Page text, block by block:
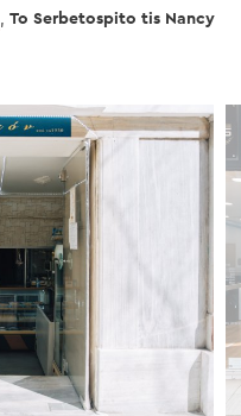
, To Serbetospito tis Nancy